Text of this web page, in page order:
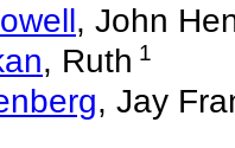
, John
, Ruth 1
, Jay